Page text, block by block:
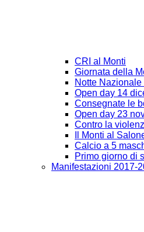
CRI al Monti
Giornata della
Notte
Open day 14
Consegnate le
Open day 23
Contro la
Il Monti al
Calcio a 5
Primo giorno di
Manifestazioni 2017-